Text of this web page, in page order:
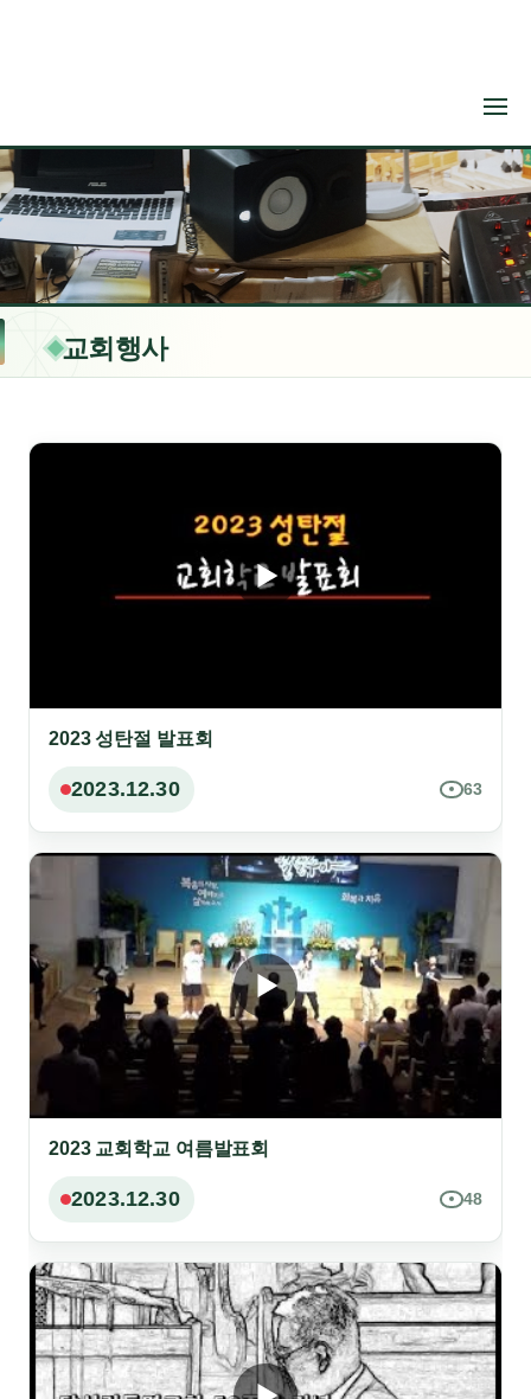
교회행사
2023 성탄절 발표회
2023.12.30 63
2023 교회학교 여름발표회
2023.12.30 48